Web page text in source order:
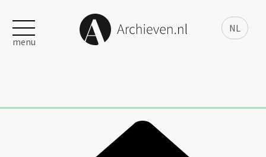
NL
menu